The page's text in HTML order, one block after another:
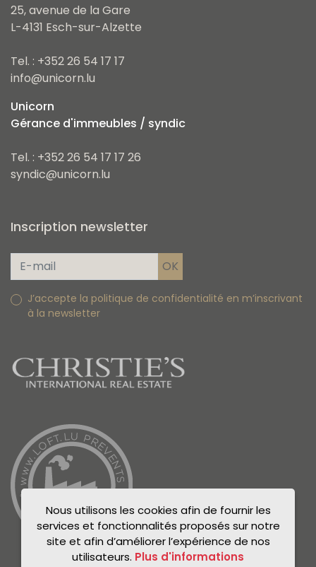
25, avenue de la Gare
L-4131 Esch-sur-Alzette
Tel. : +352 26 54 17 17
info@unicorn.lu
Unicorn
Gérance d'immeubles / syndic
Tel. : +352 26 54 17 17 26
syndic@unicorn.lu
Inscription newsletter
J’accepte la politique de confidentialité en m’inscrivant
à la newsletter
Nous utilisons les cookies afin de fournir les
services et fonctionnalités proposés sur notre
site et afin d’améliorer l’expérience de nos
utilisateurs. Plus d'informations